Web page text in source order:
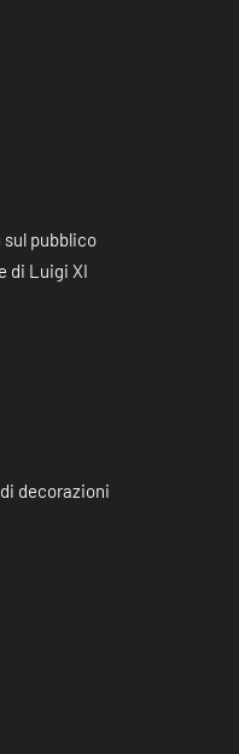
pubblico
di Luigi XI
decorazioni